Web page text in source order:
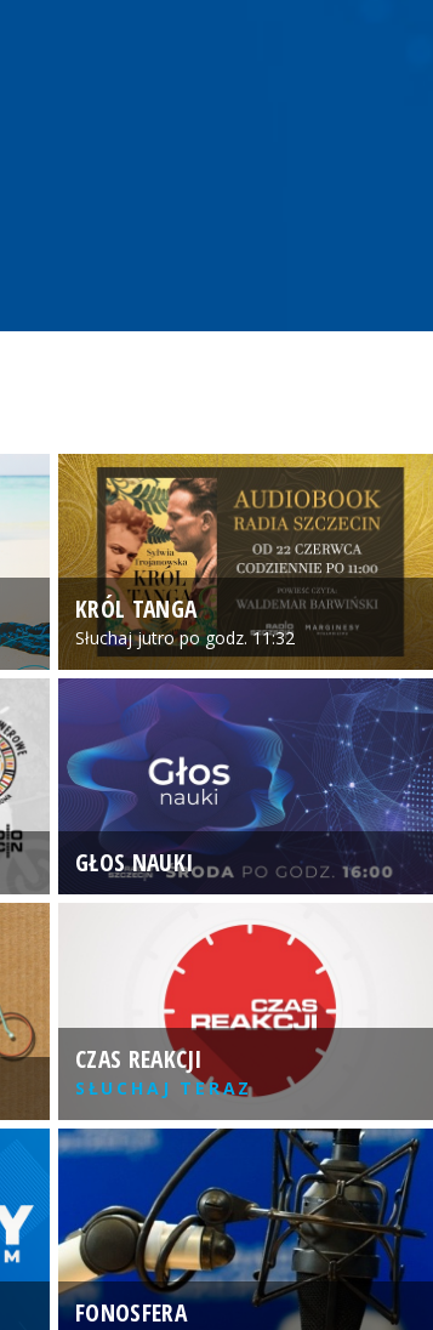
KRÓL TANGA
Słuchaj jutro po godz. 11:32
GŁOS NAUKI
CZAS REAKCJI
SŁUCHAJ TERAZ
FONOSFERA